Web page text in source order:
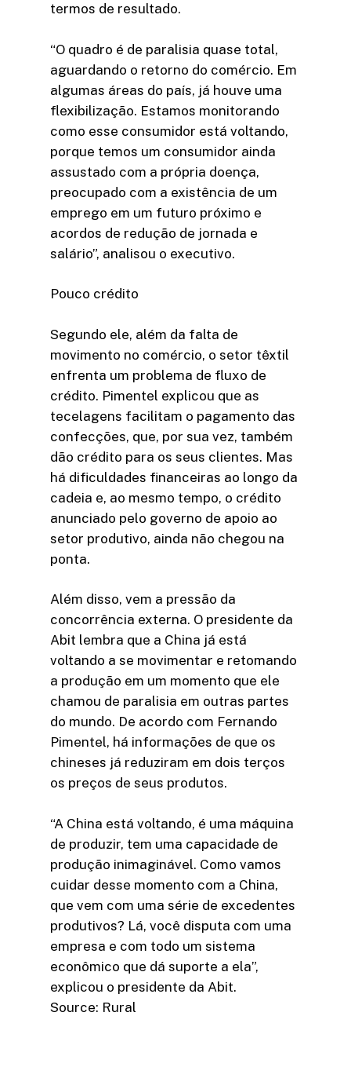
termos de resultado.
“O quadro é de paralisia quase total,
aguardando o retorno do comércio. Em
algumas áreas do país, já houve uma
flexibilização. Estamos monitorando
como esse consumidor está voltando,
porque temos um consumidor ainda
assustado com a própria doença,
preocupado com a existência de um
emprego em um futuro próximo e
acordos de redução de jornada e
salário”, analisou o executivo.
Pouco crédito
Segundo ele, além da falta de
movimento no comércio, o setor têxtil
enfrenta um problema de fluxo de
crédito. Pimentel explicou que as
tecelagens facilitam o pagamento das
confecções, que, por sua vez, também
dão crédito para os seus clientes. Mas
há dificuldades financeiras ao longo da
cadeia e, ao mesmo tempo, o crédito
anunciado pelo governo de apoio ao
setor produtivo, ainda não chegou na
ponta.
Além disso, vem a pressão da
concorrência externa. O presidente da
Abit lembra que a China já está
voltando a se movimentar e retomando
a produção em um momento que ele
chamou de paralisia em outras partes
do mundo. De acordo com Fernando
Pimentel, há informações de que os
chineses já reduziram em dois terços
os preços de seus produtos.
“A China está voltando, é uma máquina
de produzir, tem uma capacidade de
produção inimaginável. Como vamos
cuidar desse momento com a China,
que vem com uma série de excedentes
produtivos? Lá, você disputa com uma
empresa e com todo um sistema
econômico que dá suporte a ela”,
explicou o presidente da Abit.
Source: Rural